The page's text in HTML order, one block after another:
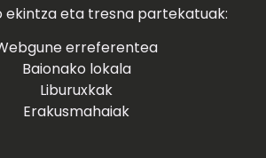
ekintza eta tresna partekatuak:
erreferentea
Baionako lokala
Liburuxkak
Erakusmahaiak